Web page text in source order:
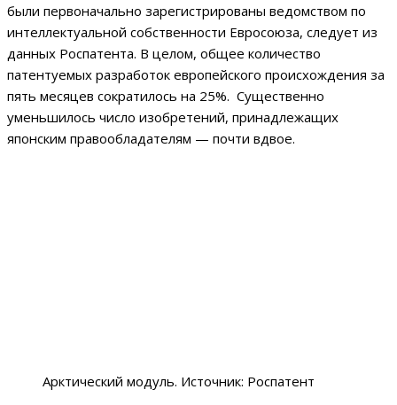
были первоначально зарегистрированы ведомством по
интеллектуальной собственности Евросоюза, следует из
данных Роспатента. В целом, общее количество
патентуемых разработок европейского происхождения за
пять месяцев сократилось на 25%. Существенно
уменьшилось число изобретений, принадлежащих
японским правообладателям — почти вдвое.
Арктический модуль. Источник: Роспатент